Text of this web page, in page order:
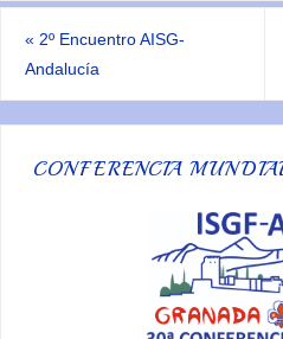
« 2º Encuentro AISG-
Andalucía
CONFERENCIA